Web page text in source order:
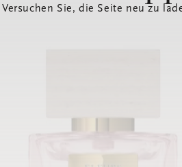
Versuchen Sie, die Seite neu zu